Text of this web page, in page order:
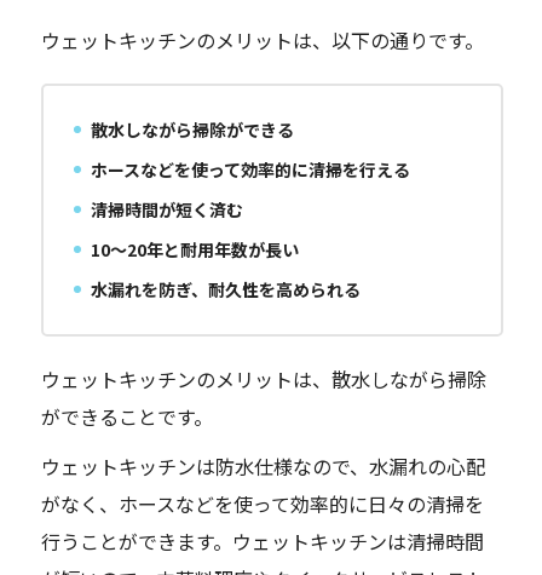
ウェットキッチンのメリットは、以下の通りです。
散水しながら掃除ができる
ホースなどを使って効率的に清掃を行える
清掃時間が短く済む
10〜20年と耐用年数が長い
水漏れを防ぎ、耐久性を高められる
ウェットキッチンのメリットは、散水しながら掃除
ができることです。
ウェットキッチンは防水仕様なので、水漏れの心配
がなく、ホースなどを使って効率的に日々の清掃を
行うことができます。ウェットキッチンは清掃時間